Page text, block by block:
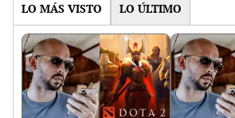
LO MÁS VISTO LO ÚLTIMO